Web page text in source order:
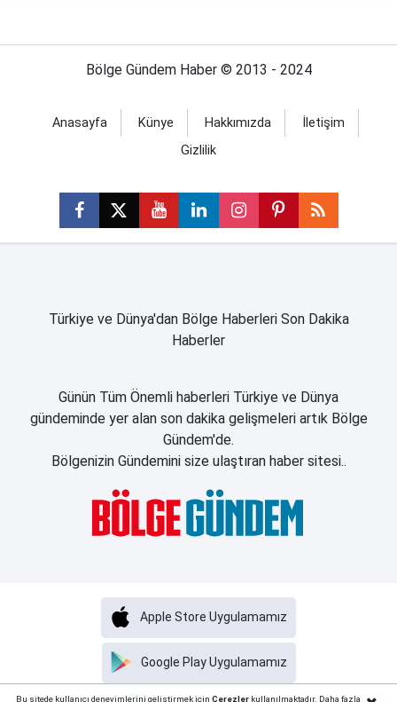
Bölge Gündem Haber © 2013 - 2024
Anasayfa Künye Hakkımızda
İletişim
Gizlilik
Türkiye ve Dünya'dan Bölge Haberleri Son Dakika
Haberler
Günün Tüm Önemli haberleri Türkiye ve Dünya
gündeminde yer alan son dakika gelişmeleri artık Bölge
Gündem'de.
Bölgenizin Gündemini size ulaştıran haber sitesi..
Google Play Uygulamamız
Apple Store Uygulamamız
Bu sitede kullanıcı deneyimlerini geliştirmek için Çerezlerkullanılmaktadır. Daha fazla